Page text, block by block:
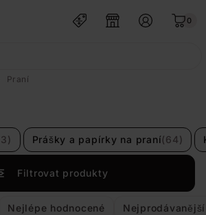
0
Praní
Prášky a papírky na praní(64)
Filtrovat produkty
Nejlépe hodnocené Nejprodávanější